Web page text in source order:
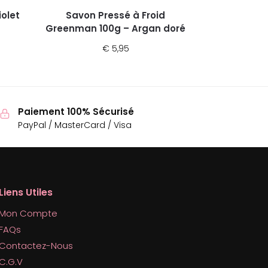
Savon Pressé à Froid
Greenman 100g – Argan doré
€ 5,95
Paiement 100% Sécurisé
PayPal / MasterCard / Visa
Utiles
Compte
Nous